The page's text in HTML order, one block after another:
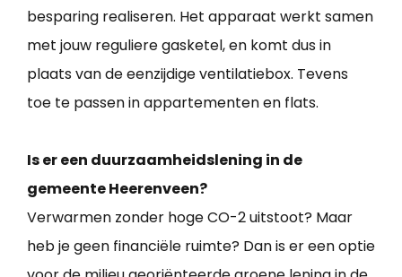
besparing realiseren. Het apparaat werkt samen
met jouw reguliere gasketel, en komt dus in
plaats van de eenzijdige ventilatiebox. Tevens
toe te passen in appartementen en flats.
Is er een duurzaamheidslening in de
gemeente Heerenveen?
Verwarmen zonder hoge CO-2 uitstoot? Maar
heb je geen financiële ruimte? Dan is er een optie